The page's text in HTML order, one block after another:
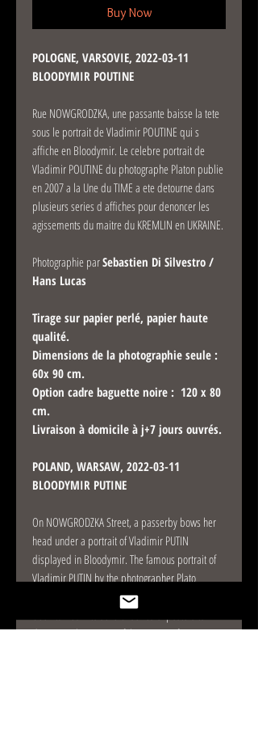
Buy Now
POLOGNE, VARSOVIE, 2022-03-11
BLOODYMIR POUTINE
Rue NOWGRODZKA, une passante baisse la tete
sous le portrait de Vladimir POUTINE qui s
affiche en Bloodymir. Le celebre portrait de
Vladimir POUTINE du photographe Platon publie
en 2007 a la Une du TIME a ete detourne dans
plusieurs series d affiches pour denoncer les
agissements du maitre du KREMLIN en UKRAINE.
Photographie parSebastien Di Silvestro /
Hans Lucas
Tirage sur papier perlé, papier haute
qualité.
Dimensions de la photographie seule :
60x 90 cm.
Option cadre baguette noire : 120 x 80
cm.
Livraison à domicile à j+7 jours ouvrés.
POLAND, WARSAW, 2022-03-11
BLOODYMIR PUTINE
On NOWGRODZKA Street, a passerby bows her
head under a portrait of Vladimir PUTIN
displayed in Bloodymir. The famous portrait of
Vladimir PUTIN by the photographer Plato
published in 2007 on the front page of TIME has
been turned into several series of posters to
denounce the actions of the master of KREMLIN